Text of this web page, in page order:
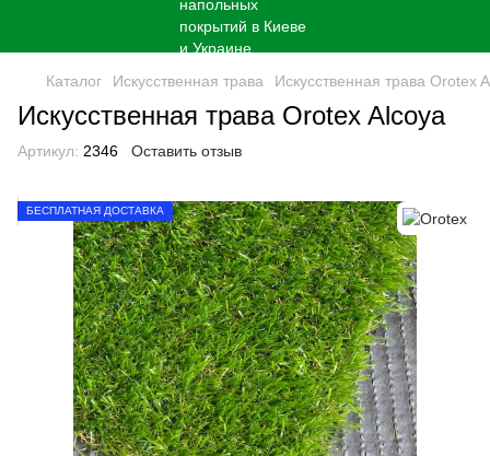
Каталог Искусственная трава Искусственная трава Orotex
Искусственная трава Orotex Alcoya
Артикул: 2346 Оставить отзыв
БЕСПЛАТНАЯ ДОСТАВКА